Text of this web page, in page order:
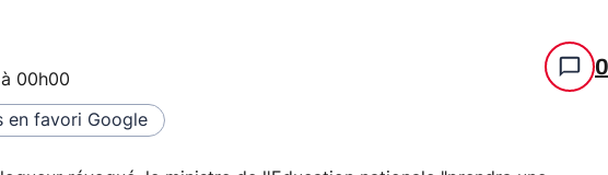
00h00 0
en favori Google